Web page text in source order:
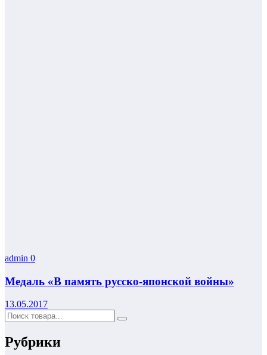
admin 0
Медаль «В память русско-японской войны»
13.05.2017
Рубрики